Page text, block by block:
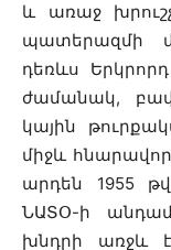
և առաջ
պատերազմի
դեռևս
ժամանակ,
կային
միջև հնարավոր
արդեն 1955
ՆԱՏՕ-ի
խնդրի առջև